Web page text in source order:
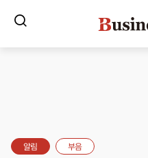
알림 부음